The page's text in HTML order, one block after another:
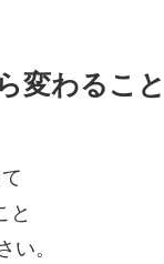
変わるこ
と
い。